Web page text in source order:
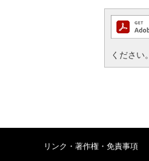
ください。
リンク・著作権・免責事項